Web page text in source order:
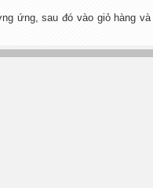
ứng, sau đó vào giỏ hàng